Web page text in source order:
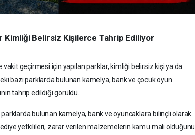
Kimliği Belirsiz Kişilerce Tahrip Ediliyor
vakit geçirmesi için yapılan parklar, kimliği belirsiz kişi ya da
bazı parklarda bulunan kamelya, bank ve çocuk oyun
tahrip edildiği görüldü.
bulunan kamelya, bank ve oyuncaklara bilinçli olarak
yetkilileri, zarar verilen malzemelerin kamu malı olduğunu